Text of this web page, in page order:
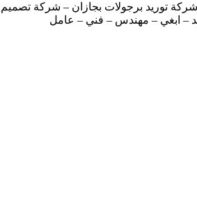
توريد برجولات بجازان – شركة تصميم
– ابغي – مهندس – فني – عامل